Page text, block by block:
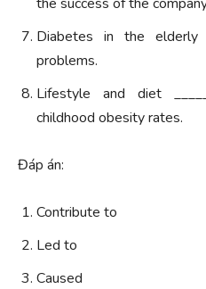
Diabetes in the elderly
problems.
Lifestyle and diet
childhood obesity rates.
Đáp án:
Contribute to
Led to
Caused